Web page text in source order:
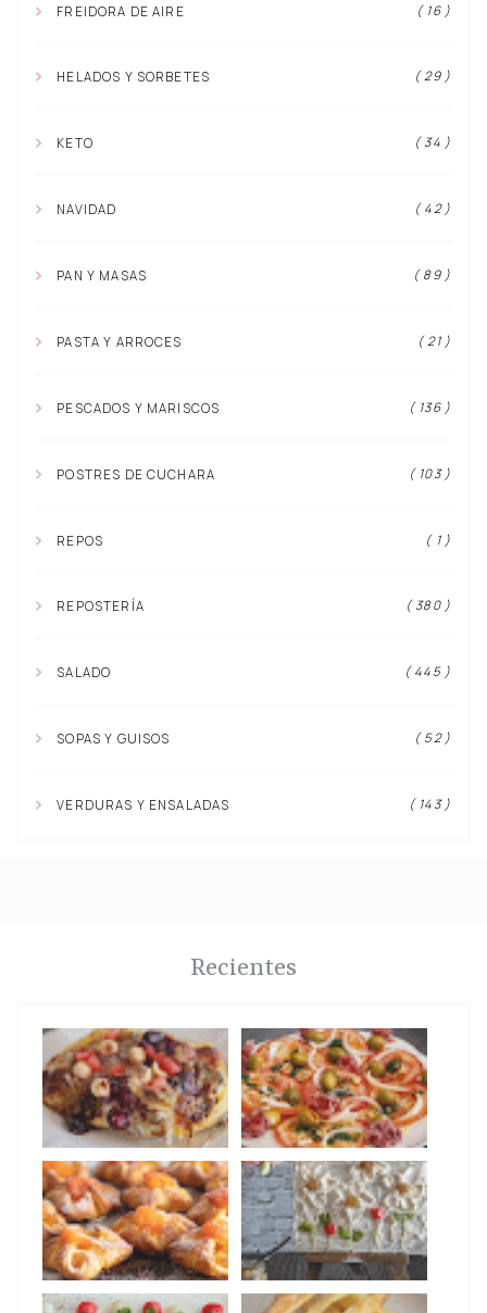
FREIDORA DE AIRE ( 16 )
HELADOS Y SORBETES ( 29 )
KETO ( 34 )
NAVIDAD ( 42 )
PAN Y MASAS ( 89 )
PASTA Y ARROCES ( 21 )
PESCADOS Y MARISCOS ( 136 )
POSTRES DE CUCHARA ( 103 )
REPOS ( 1 )
REPOSTERÍA ( 380 )
SALADO ( 445 )
SOPAS Y GUISOS ( 52 )
VERDURAS Y ENSALADAS ( 143 )
Recientes